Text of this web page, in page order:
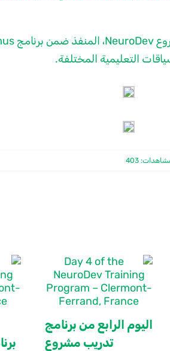
التعليمية المختلفة.
403
اليوم الرابع من برنامج
تدريب مشروع